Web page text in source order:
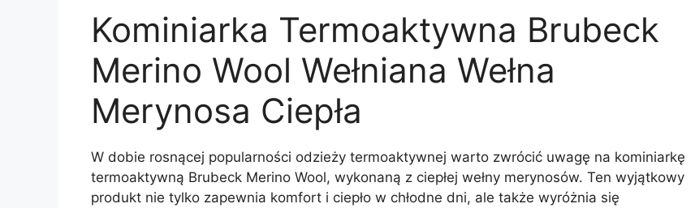
Kominiarka Termoaktywna Brubeck
Merino Wool Wełniana Wełna
Merynosa Ciepła
W dobie rosnącej popularności odzieży termoaktywnej warto zwrócić uwagę na kominiarkę
termoaktywną Brubeck Merino Wool, wykonaną z ciepłej wełny merynosów. Ten wyjątkowy
produkt nie tylko zapewnia komfort i ciepło w chłodne dni, ale także wyróżnia się